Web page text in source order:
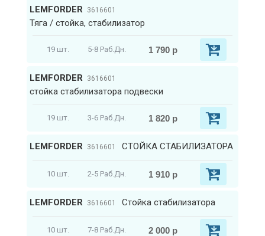
LEMFORDER 3616601
Тяга / стойка, стабилизатор
19 шт. 5-8 Раб.Дн. 1 790 р
LEMFORDER 3616601
стойка стабилизатора подвески
19 шт. 3-6 Раб.Дн. 1 820 р
LEMFORDER 3616601 СТОЙКА СТАБИЛИЗАТОРА
10 шт. 2-5 Раб.Дн. 1 910 р
LEMFORDER 3616601 Стойка стабилизатора
10 шт. 7-8 Раб.Дн. 2 000 р